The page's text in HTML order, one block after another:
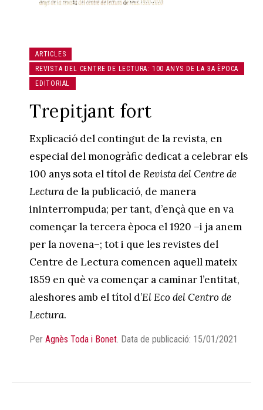
ARTICLES
REVISTA DEL CENTRE DE LECTURA: 100 ANYS DE LA 3A ÈPOCA
EDITORIAL
Trepitjant fort
Explicació del contingut de la revista, en
especial del monogràfic dedicat a celebrar els
100 anys sota el títol de Revista del Centre de
Lectura de la publicació, de manera
ininterrompuda; per tant, d’ençà que en va
començar la tercera època el 1920 –i ja anem
per la novena–; tot i que les revistes del
Centre de Lectura comencen aquell mateix
1859 en què va començar a caminar l’entitat,
aleshores amb el títol d’El Eco del Centro de
Lectura.
Per Agnès Toda i Bonet. Data de publicació: 15/01/2021